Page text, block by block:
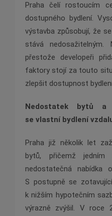
Praha čelí rostoucím
dostupného bydlení.
výstavba způsobují, že
stává nedosažitelným.
přestože developeři
faktory stojí za touto
zlepšit dostupnost
Nedostatek bytů
se vlastní bydlení
Praha již několik let
bytů, přičemž
nedostatečná nabídka
S postupně se
k nižším hypotečním
výrazně zvýšil. V roce